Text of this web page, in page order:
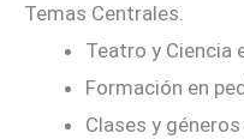
Temas Centrales.
Teatro y Ciencia
Formación en
Clases y